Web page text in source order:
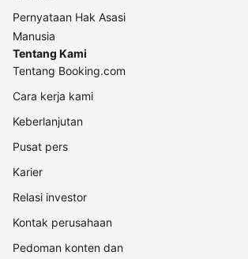
Pernyataan Hak Asasi
Manusia
Tentang Kami
Tentang Booking.com
Cara kerja kami
Keberlanjutan
Pusat pers
Karier
Relasi investor
Kontak perusahaan
Pedoman konten dan